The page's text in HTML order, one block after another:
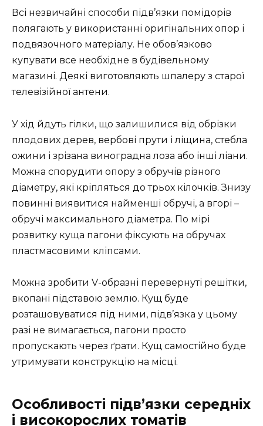
Всі незвичайні способи підв’язки помідорів
полягають у використанні оригінальних опор і
подвязочного матеріалу. Не обов’язково
купувати все необхідне в будівельному
магазині. Деякі виготовляють шпалеру з старої
телевізійної антени.
У хід йдуть гілки, що залишилися від обрізки
плодових дерев, вербові прути і ліщина, стебла
ожини і зрізана виноградна лоза або інші ліани.
Можна спорудити опору з обручів різного
діаметру, які кріпляться до трьох кілочків. Знизу
повинні виявитися найменші обручі, а вгорі –
обручі максимального діаметра. По мірі
розвитку куща пагони фіксують на обручах
пластмасовими кліпсами.
Можна зробити V-образні перевернуті решітки,
вкопані підставою землю. Кущ буде
розташовуватися під ними, підв’язка у цьому
разі не вимагається, пагони просто
пропускають через ґрати. Кущ самостійно буде
утримувати конструкцію на місці.
Особливості підв’язки середніх
і високорослих томатів